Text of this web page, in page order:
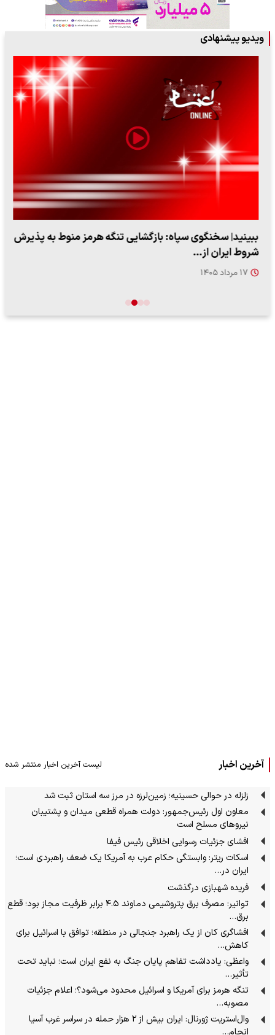
ویدیو پیشنهادی
ببینید| سخنگوی سپاه: بازگشایی تنگه هرمز منوط به پذیرش
شروط ایران از…
۱۷ مرداد ۱۴۰۵
آخرین اخبار لیست آخرین اخبار منتشر شده
زلزله در حوالی حسینیه؛ زمین‌لرزه در مرز سه استان ثبت شد
معاون اول رئیس‌جمهور: دولت همراه قطعی میدان و پشتیبان
نیروهای مسلح است
افشای جزئیات رسوایی اخلاقی رئیس فیفا
اسکات ریتر: وابستگی حکام عرب به آمریکا یک ضعف راهبردی است؛
ایران در…
فریده شهبازی درگذشت
توانیر: مصرف برق پتروشیمی دماوند ۴.۵ برابر ظرفیت مجاز بود؛ قطع
برق…
افشاگری کان از یک راهبرد جنجالی در منطقه؛ توافق با اسرائیل برای
کاهش…
واعظی: یادداشت تفاهم پایان جنگ به نفع ایران است؛ نباید تحت
تأثیر…
تنگه هرمز برای آمریکا و اسرائیل محدود می‌شود؟؛ اعلام جزئیات
مصوبه…
وال‌استریت ژورنال: ایران بیش از ۲ هزار حمله در سراسر غرب آسیا
انجام…